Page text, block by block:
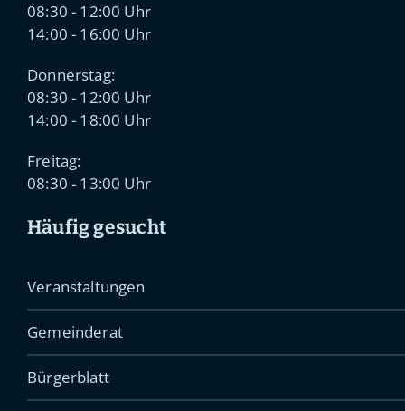
08:30 - 12:00 Uhr
14:00 - 16:00 Uhr
Donnerstag:
08:30 - 12:00 Uhr
14:00 - 18:00 Uhr
Freitag:
08:30 - 13:00 Uhr
Häufig gesucht
Veranstaltungen
Gemeinderat
Bürgerblatt